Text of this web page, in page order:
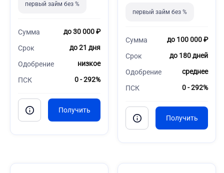
первый займ без %
Сумма до 30 000 ₽
Срок до 21 дня
Одобрение низкое
ПСК 0 - 292%
первый займ без %
Сумма до 100 000 ₽
Срок до 180 дней
Одобрение среднее
ПСК 0 - 292%